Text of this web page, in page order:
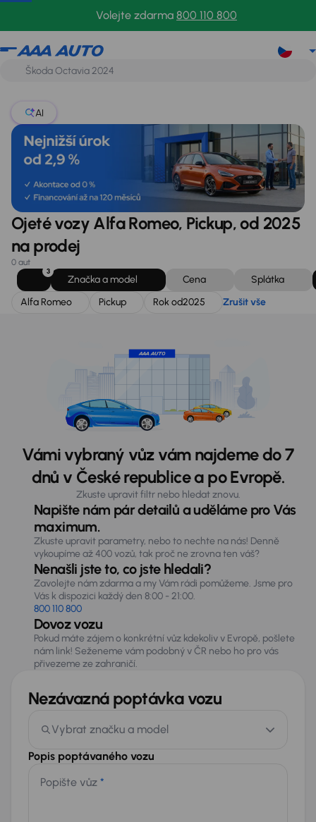
Volejte zdarma 800 110 800
Alfa Romeo
AI
Ojeté vozy Alfa Romeo, Pickup, od 2025
na prodej
0 aut
3
Značka a model Cena
Splátka
Alfa Romeo
Pickup Rok od2025 Zrušit vše
Vámi vybraný vůz vám najdeme do 7
dnů v České republice a po Evropě.
Zkuste upravit filtr nebo hledat znovu.
Napište nám pár detailů a uděláme pro Vás
maximum.
Zkuste upravit parametry, nebo to nechte na nás! Denně
vykoupíme až 400 vozů, tak proč ne zrovna ten váš?
Nenašli jste to, co jste hledali?
Zavolejte nám zdarma a my Vám rádi pomůžeme. Jsme pro
Vás k dispozici každý den 8:00 - 21:00.
800 110 800
Dovoz vozu
Pokud máte zájem o konkrétní vůz kdekoliv v Evropě, pošlete
nám link! Seženeme vám podobný v ČR nebo ho pro vás
přivezeme ze zahraničí.
Nezávazná poptávka vozu
Vybrat značku a model
Popis poptávaného vozu
Popište vůz *